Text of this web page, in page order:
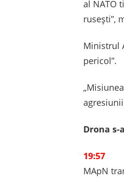
al NATO
rusești”,
Ministrul
pericol”.
Drona
19:57
MApN